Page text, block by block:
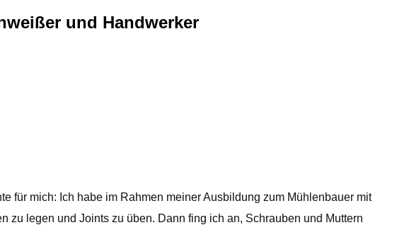
und Handwerker
für mich: Ich habe im Rahmen meiner Ausbildung zum Mühlenbauer mit
legen und Joints zu üben. Dann fing ich an, Schrauben und Muttern